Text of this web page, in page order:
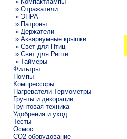
» Отражатели
» ЭПРА
» Патроны
» Держатели
» Аквариумные крышки
» Свет для Птиц
» Свет для Репти
» Таймеры
Фильтры
Помпы
Компрессоры
Нагреватели Термометры
Грунты и декорации
Грунтовая техника
Удобрения и уход
Тесты
Осмос
CO2 оборудование